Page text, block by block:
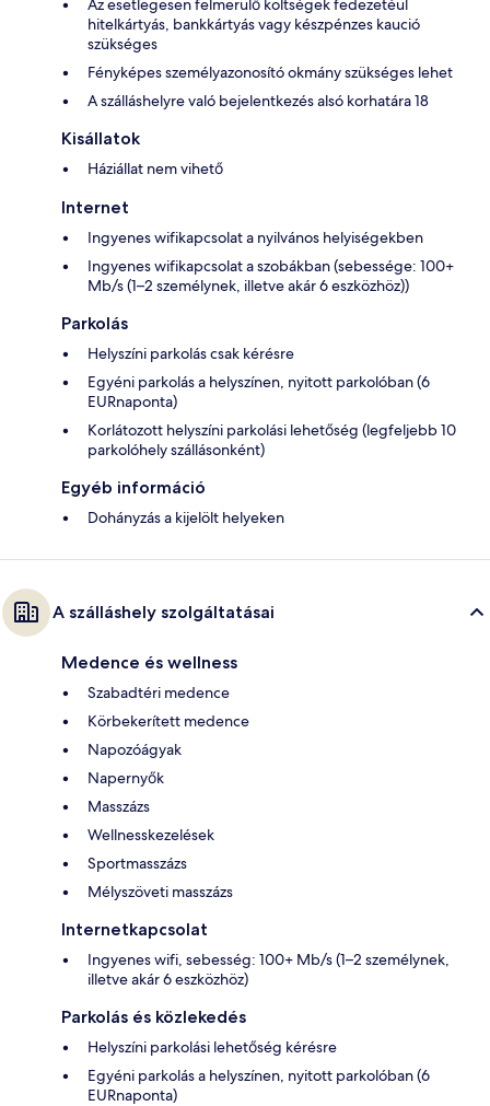
Az esetlegesen felmerülő költségek fedezetéül
hitelkártyás, bankkártyás vagy készpénzes kaució
szükséges
Fényképes személyazonosító okmány szükséges lehet
A szálláshelyre való bejelentkezés alsó korhatára 18
Kisállatok
Háziállat nem vihető
Internet
Ingyenes wifikapcsolat a nyilvános helyiségekben
Ingyenes wifikapcsolat a szobákban (sebessége: 100+
Mb/s (1–2 személynek, illetve akár 6 eszközhöz))
Parkolás
Helyszíni parkolás csak kérésre
Egyéni parkolás a helyszínen, nyitott parkolóban (6
EURnaponta)
Korlátozott helyszíni parkolási lehetőség (legfeljebb 10
parkolóhely szállásonként)
Egyéb információ
Dohányzás a kijelölt helyeken
A szálláshely szolgáltatásai
Medence és wellness
Szabadtéri medence
Körbekerített medence
Napozóágyak
Napernyők
Masszázs
Wellnesskezelések
Sportmasszázs
Mélyszöveti masszázs
Internetkapcsolat
Ingyenes wifi, sebesség: 100+ Mb/s (1–2 személynek,
illetve akár 6 eszközhöz)
Parkolás és közlekedés
Helyszíni parkolási lehetőség kérésre
Egyéni parkolás a helyszínen, nyitott parkolóban (6
EURnaponta)